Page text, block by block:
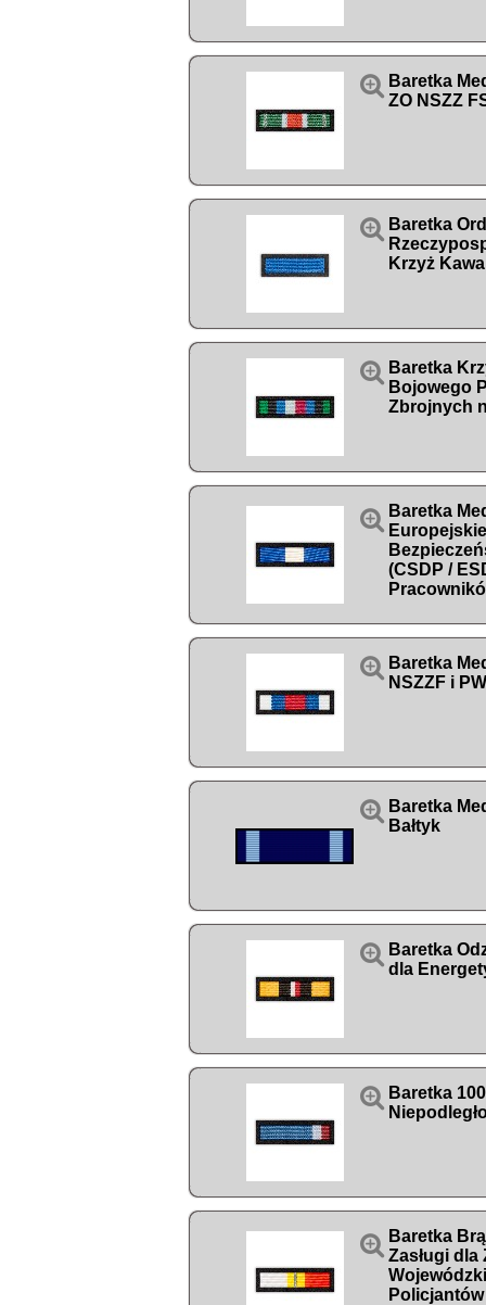
 Baretka
ZO NSZZ
 Baretka
Krzyż
 Baretka
Bojowego
Zbrojnych
 Baretka
(CSDP /
 Baretka
NSZZF i PW
 Baretka
Bałtyk
 Baretka
dla
 Baretka
 Baretka
Zasługi dla